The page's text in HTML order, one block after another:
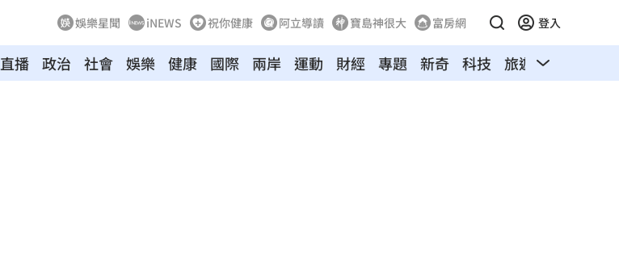
娛樂星聞 iNEWS 祝你健康 阿立導讀 寶島神很大 富房網 登入
直播 政治 社會 娛樂 健康 國際 兩岸 運動 財經 專題 新奇 科技 旅遊 汽車